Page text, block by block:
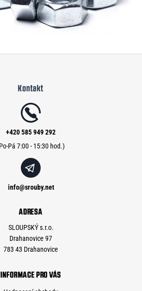
Kontakt
info@srouby.net
+420 585 949 292
ADRESA
SLOUPSKÝ s.r.o.
Drahanovice 97
783 43 Drahanovice
INFORMACE PRO VÁS